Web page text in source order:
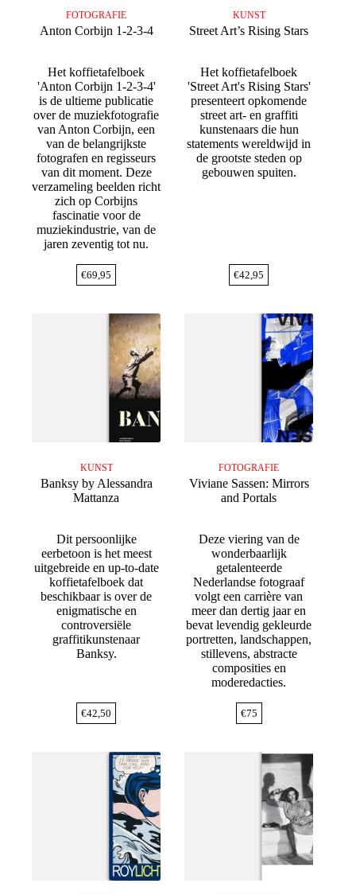
FOTOGRAFIE
Anton Corbijn 1-2-3-4
Het koffietafelboek
'Anton Corbijn 1-2-3-4'
is de ultieme publicatie
over de muziekfotografie
van Anton Corbijn, een
van de belangrijkste
fotografen en regisseurs
van dit moment. Deze
verzameling beelden richt
zich op Corbijns
fascinatie voor de
muziekindustrie, van de
jaren zeventig tot nu.
€69,95
KUNST
Street Art’s Rising Stars
Het koffietafelboek
'Street Art's Rising Stars'
presenteert opkomende
street art- en graffiti
kunstenaars die hun
statements wereldwijd in
de grootste steden op
gebouwen spuiten.
€42,95
KUNST
Banksy by Alessandra
Mattanza
Dit persoonlijke
eerbetoon is het meest
uitgebreide en up-to-date
koffietafelboek dat
beschikbaar is over de
enigmatische en
controversiële
graffitikunstenaar
Banksy.
€42,50
FOTOGRAFIE
Viviane Sassen: Mirrors
and Portals
Deze viering van de
wonderbaarlijk
getalenteerde
Nederlandse fotograaf
volgt een carrière van
meer dan dertig jaar en
bevat levendig gekleurde
portretten, landschappen,
stillevens, abstracte
composities en
moderedacties.
€75